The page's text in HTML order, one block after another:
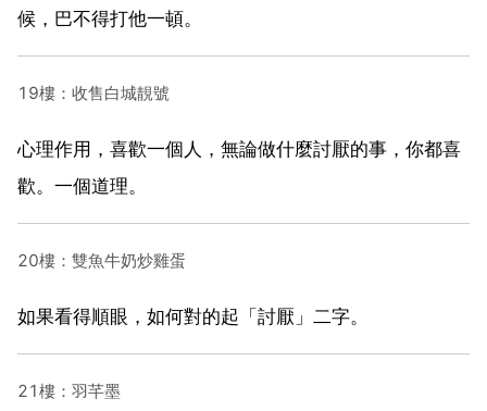
候，巴不得打他一頓。
19樓：收售白城靚號
心理作用，喜歡一個人，無論做什麼討厭的事，你都喜
歡。一個道理。
20樓：雙魚牛奶炒雞蛋
如果看得順眼，如何對的起「討厭」二字。
21樓：羽芊墨